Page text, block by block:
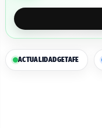
ACTUALIDADGETAFE